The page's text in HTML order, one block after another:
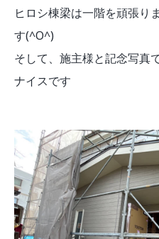
ヒロシ棟梁は一階を頑張
す(^O^)
そして、施主様と記念写真
ナイスです